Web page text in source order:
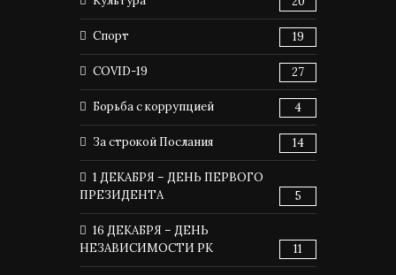
Спорт 19
COVID-19 27
Борьба с коррупцией 4
За строкой Послания 14
1 ДЕКАБРЯ – ДЕНЬ ПЕРВОГО
ПРЕЗИДЕНТА
5
16 ДЕКАБРЯ – ДЕНЬ
НЕЗАВИСИМОСТИ РК
11